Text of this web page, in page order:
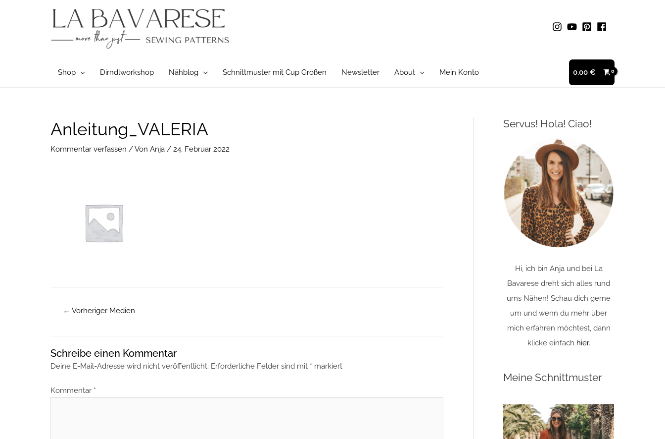
Shop Dirndlworkshop Nähblog Schnittmuster mit Cup Größen Newsletter About Mein Konto 0,00 €
Anleitung_VALERIA
Kommentar verfassen / Von Anja / 24. Februar 2022
Post
navigation
← Vorheriger Medien
Schreibe einen Kommentar
Deine E-Mail-Adresse wird nicht veröffentlicht. Erforderliche Felder sind mit * markiert
Kommentar *
Servus! Hola! Ciao!
Hi, ich bin Anja und bei La
Bavarese dreht sich alles rund
ums Nähen! Schau dich gerne
um und wenn du mehr über
mich erfahren möchtest, dann
klicke einfach hier.
Meine Schnittmuster